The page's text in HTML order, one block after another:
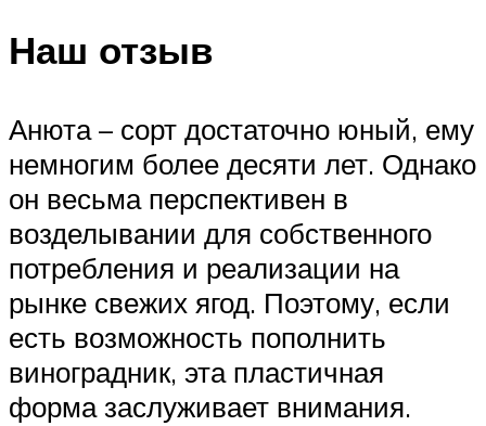
Наш отзыв
Анюта – сорт достаточно юный, ему
немногим более десяти лет. Однако
он весьма перспективен в
возделывании для собственного
потребления и реализации на
рынке свежих ягод. Поэтому, если
есть возможность пополнить
виноградник, эта пластичная
форма заслуживает внимания.